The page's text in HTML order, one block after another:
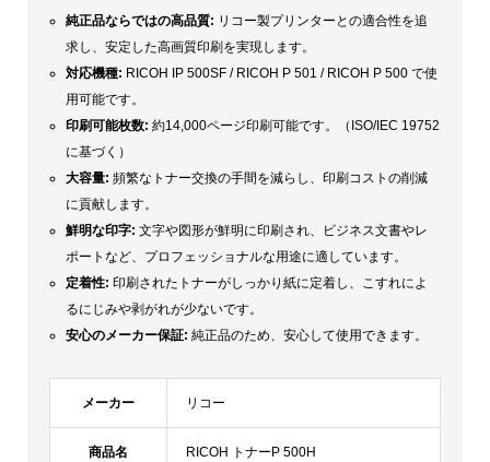
純正品ならではの高品質: リコー製プリンターとの適合性を追
求し、安定した高画質印刷を実現します。
対応機種: RICOH IP 500SF / RICOH P 501 / RICOH P 500 で使
用可能です。
印刷可能枚数: 約14,000ページ印刷可能です。（ISO/IEC 19752
に基づく）
大容量: 頻繁なトナー交換の手間を減らし、印刷コストの削減
に貢献します。
鮮明な印字: 文字や図形が鮮明に印刷され、ビジネス文書やレ
ポートなど、プロフェッショナルな用途に適しています。
定着性: 印刷されたトナーがしっかり紙に定着し、こすれによ
るにじみや剥がれが少ないです。
安心のメーカー保証:純正品のため、安心して使用できます。
メーカー リコー
商品名 RICOH トナーP 500H